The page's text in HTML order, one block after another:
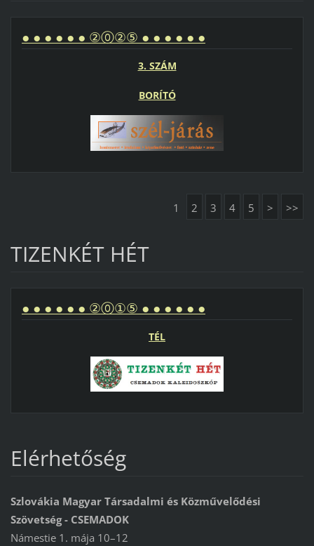
● ● ● ● ● ● ②⓪②⑤ ● ● ● ● ● ●
3. SZÁM
BORÍTÓ
1 2 3 4 5 > >>
TIZENKÉT HÉT
● ● ● ● ● ● ②⓪①⑤ ● ● ● ● ● ●
TÉL
Elérhetőség
Szlovákia Magyar Társadalmi és Közművelődési
Szövetség - CSEMADOK
Námestie 1. mája 10–12